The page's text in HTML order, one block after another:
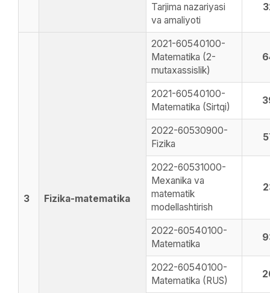
Tarjima nazariyasi
va amaliyoti
3 Fizika-matematika
2021-60540100-
Matematika (2-
mutaxassislik)
2021-60540100-
Matematika (Sirtqi)
2022-60530900-
Fizika
2022-60531000-
Mexanika va
matematik
modellashtirish
2022-60540100-
Matematika
2022-60540100-
Matematika (RUS)